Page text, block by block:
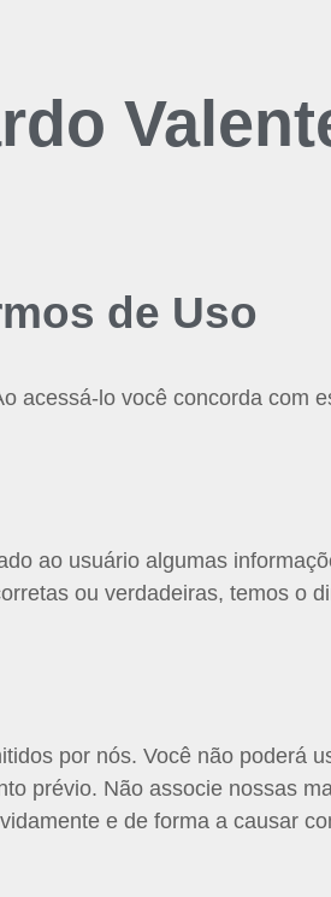
de Uso
acessá-lo você concorda com
ao usuário algumas
ou verdadeiras, temos o
por nós. Você não poderá
prévio. Não associe nossas
e de forma a causar